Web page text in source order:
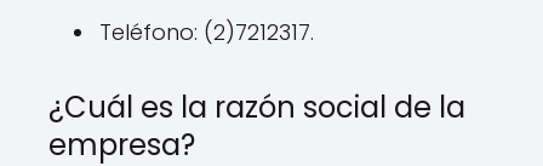
Teléfono: (2)7212317.
¿Cuál es la razón social de la
empresa?